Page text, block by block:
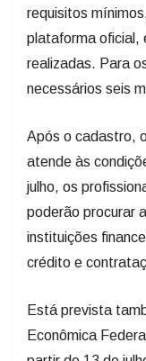
requisitos
plataforma oficial,
realizadas. Para
necessários seis
Após o cadastro,
atende às
julho, os
poderão procurar
instituições
crédito e
Está prevista
Econômica